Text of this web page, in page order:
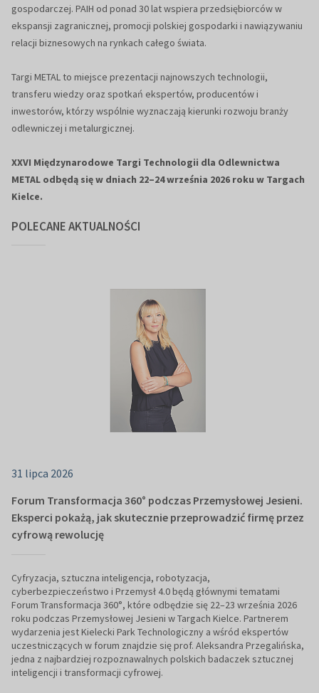
gospodarczej. PAIH od ponad 30 lat wspiera przedsiębiorców w
ekspansji zagranicznej, promocji polskiej gospodarki i nawiązywaniu
relacji biznesowych na rynkach całego świata.
Targi METAL to miejsce prezentacji najnowszych technologii,
transferu wiedzy oraz spotkań ekspertów, producentów i
inwestorów, którzy wspólnie wyznaczają kierunki rozwoju branży
odlewniczej i metalurgicznej.
XXVI Międzynarodowe Targi Technologii dla Odlewnictwa
METAL odbędą się w dniach 22–24 września 2026 roku w Targach
Kielce.
POLECANE AKTUALNOŚCI
31 lipca 2026
Forum Transformacja 360° podczas Przemysłowej Jesieni.
Eksperci pokażą, jak skutecznie przeprowadzić firmę przez
cyfrową rewolucję
Cyfryzacja, sztuczna inteligencja, robotyzacja,
cyberbezpieczeństwo i Przemysł 4.0 będą głównymi tematami
Forum Transformacja 360°, które odbędzie się 22–23 września 2026
roku podczas Przemysłowej Jesieni w Targach Kielce. Partnerem
wydarzenia jest Kielecki Park Technologiczny a wśród ekspertów
uczestniczących w forum znajdzie się prof. Aleksandra Przegalińska,
jedna z najbardziej rozpoznawalnych polskich badaczek sztucznej
inteligencji i transformacji cyfrowej.